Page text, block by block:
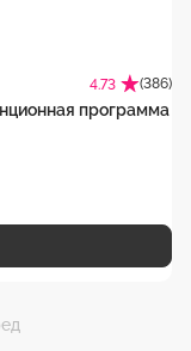
4.73 (386)
программа